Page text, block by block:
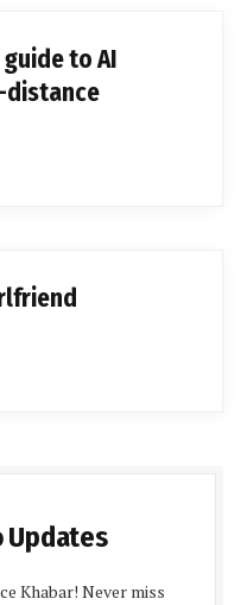
to AI
Updates
Khabar! Never miss